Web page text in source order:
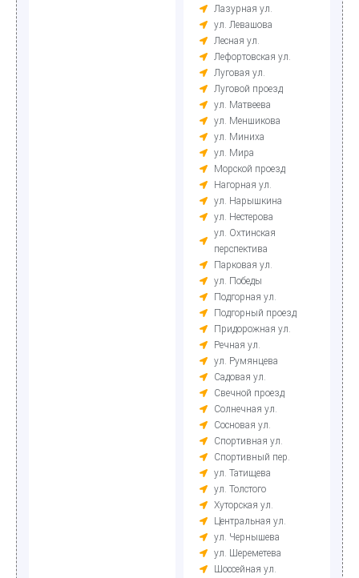
Лазурная ул.
ул. Левашова
Лесная ул.
Лефортовская ул.
Луговая ул.
Луговой проезд
ул. Матвеева
ул. Меншикова
ул. Миниха
ул. Мира
Морской проезд
Нагорная ул.
ул. Нарышкина
ул. Нестерова
ул. Охтинская
перспектива
Парковая ул.
ул. Победы
Подгорная ул.
Подгорный проезд
Придорожная ул.
Речная ул.
ул. Румянцева
Садовая ул.
Свечной проезд
Солнечная ул.
Сосновая ул.
Спортивная ул.
Спортивный пер.
ул. Татищева
ул. Толстого
Хуторская ул.
Центральная ул.
ул. Чернышева
ул. Шереметева
Шоссейная ул.